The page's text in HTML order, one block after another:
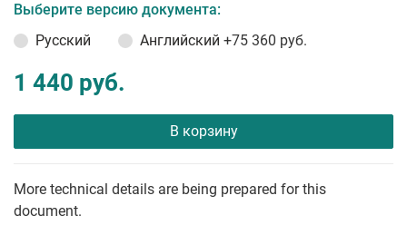
Выберите версию документа:
Русский
Английский +75 360 руб.
1 440 руб.
В корзину
More technical details are being prepared for this
document.